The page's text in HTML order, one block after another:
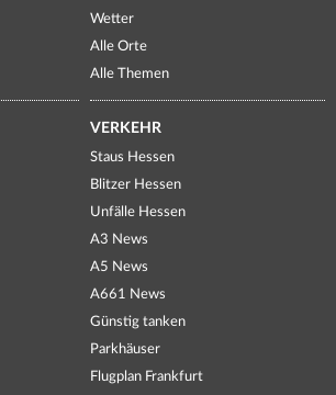
Wetter
Alle Orte
Alle Themen
VERKEHR
Staus Hessen
Blitzer Hessen
Unfälle Hessen
A3 News
A5 News
A661 News
Günstig tanken
Parkhäuser
Flugplan Frankfurt